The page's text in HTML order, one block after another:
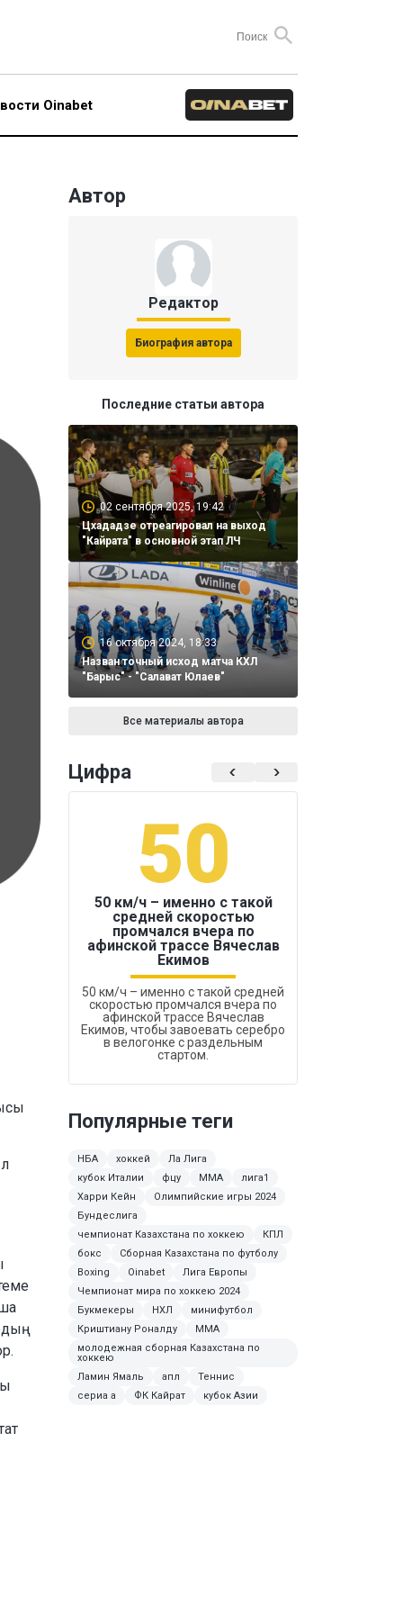
Oinabet
Автор
Редактор
Биография автора
Последние статьи автора
02 сентября 2025, 19:42
Цхададзе отреагировал на выход
"Кайрата" в основной этап ЛЧ
16 октября 2024, 18:33
Назван точный исход матча КХЛ
"Барыс" - "Салават Юлаев"
Все материалы автора
Цифра
50
50 км/ч – именно с такой
средней скоростью
промчался вчера по
афинской трассе Вячеслав
Екимов
50 км/ч – именно с такой средней
скоростью промчался вчера по
афинской трассе Вячеслав
Екимов, чтобы завоевать серебро
в велогонке с раздельным
стартом.
Популярные теги
НБА хоккей
Ла Лига
кубок Италии
фцу ММА
лига1
Харри Кейн
Олимпийские игры 2024
Бундеслига
чемпионат Казахстана по хоккею
КПЛ
бокс
Сборная Казахстана по футболу
Boxing
Oinabet
Лига Европы
Чемпионат мира по хоккею 2024
Букмекеры
НХЛ
минифутбол
Криштиану Роналду
MMA
молодежная сборная Казахстана по
хоккею
Ламин Ямаль
апл
Теннис
сериа а
ФК Кайрат кубок Азии